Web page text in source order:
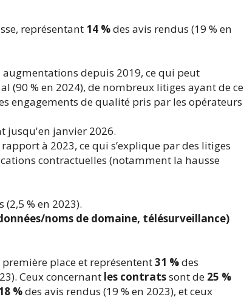
représentant 14 %des avis rendus (19 % en
depuis 2019, ce qui peut
(90 % en 2024), de nombreux litiges ayant de ce
engagements de qualité pris par les opérateurs
jusqu'en janvier 2026.
à 2023, ce qui s’explique par des litiges
contractuelles (notamment la hausse
(2,5 % en 2023).
noms de domaine, télésurveillance)
place et représentent31 %des
Ceux concernant les contratssont de 25 %
%des avis rendus (19 % en 2023), et ceux